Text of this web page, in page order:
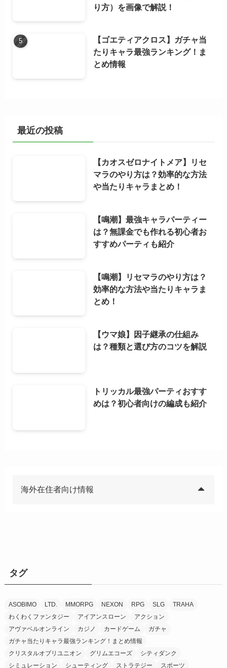
り方）を画像で解説！
【ゴエティアクロス】ガチャ当
たりキャラ最強ランキング！ま
とめ情報
最近の投稿
【カオスゼロナイトメア】リセ
マラのやり方は？効率的な方法
や当たりキャラまとめ！
【鳴潮】最強キャラパーティー
は？無課金でも作れる初心者お
すすめパーティも紹介
【鳴潮】リセマラのやり方は？
効率的な方法や当たりキャラま
とめ！
【ウマ娘】因子継承の仕組み
は？種類と選び方のコツを解説
トリッカル最強パーティおすす
めは？初心者向けの編成も紹介
海外在住者向け情報
タグ
ASOBIMO LTD. MMORPG NEXON RPG SLG
TRAHA
わくわくファンタジー
アイアンスローン
アクション
アヴァベルオンライン
カジノ カードゲーム
ガチャ
ガチャ当たりキャラ最強ランキング！まとめ情報
クリスタルオブリユニオン
グリムエコーズ
シティダンク
シミュレーション
シューティング ストラテジー スポーツ